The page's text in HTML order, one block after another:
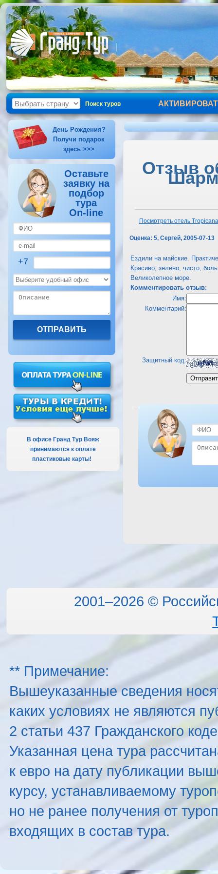
Поиск туров
День Рождения?
Получи подарок
здесь >>>
Оставьте
заявку на
подбор
тура
On-line
+7
В офисе Гранд Тур Вояж
принимаются к оплате
пластиковые карты!
Отзыв
Посмотреть отель
Оценка: 5, Сергей, 2005-07-13
Ездили на майские.
Красиво, зелено, чисто,
Великолепное море.
Комментировать отзыв:
Имя:
Комментарий:
Защитный код:
Посмотреть отель
2001–2026 ©
** Примечание:
Вышеуказанные сведения
каких условиях не являются
2 статьи 437 Гражданского
Указанная цена тура
к евро на дату публикации
курсу, устанавливаемому
но не ранее получения от
входящих в состав тура.